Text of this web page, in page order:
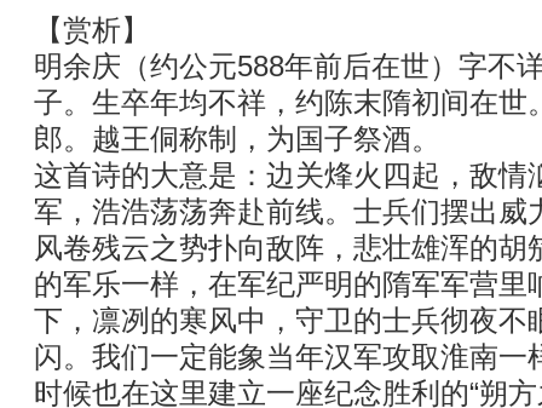
【赏析】
明余庆（约公元588年前后在世）字不
子。生卒年均不祥，约陈末隋初间在世
郎。越王侗称制，为国子祭酒。
这首诗的大意是：边关烽火四起，敌情
军，浩浩荡荡奔赴前线。士兵们摆出威
风卷残云之势扑向敌阵，悲壮雄浑的胡
的军乐一样，在军纪严明的隋军军营里
下，凛冽的寒风中，守卫的士兵彻夜不
闪。我们一定能象当年汉军攻取淮南一
时候也在这里建立一座纪念胜利的“朔